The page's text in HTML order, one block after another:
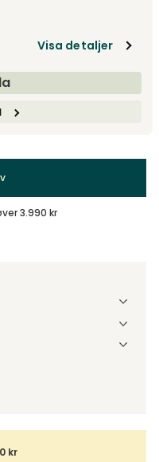
Visa detaljer 9 120 kr
3.990 kr
Du vælger selv i
DHL kan pakken enten
til din adresse –
kr